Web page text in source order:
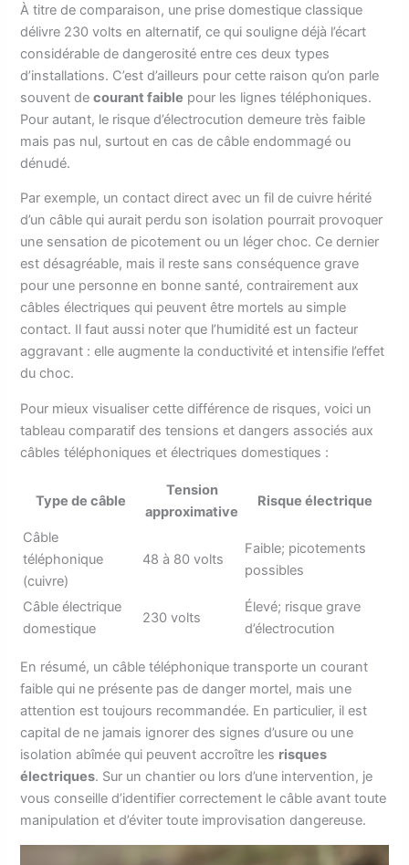
À titre de comparaison, une prise domestique classique
délivre 230 volts en alternatif, ce qui souligne déjà l’écart
considérable de dangerosité entre ces deux types
d’installations. C’est d’ailleurs pour cette raison qu’on parle
souvent decourant faible pour les lignes téléphoniques.
Pour autant, le risque d’électrocution demeure très faible
mais pas nul, surtout en cas de câble endommagé ou
dénudé.
Par exemple, un contact direct avec un fil de cuivre hérité
d’un câble qui aurait perdu son isolation pourrait provoquer
une sensation de picotement ou un léger choc. Ce dernier
est désagréable, mais il reste sans conséquence grave
pour une personne en bonne santé, contrairement aux
câbles électriques qui peuvent être mortels au simple
contact. Il faut aussi noter que l’humidité est un facteur
aggravant : elle augmente la conductivité et intensifie l’effet
du choc.
Pour mieux visualiser cette différence de risques, voici un
tableau comparatif des tensions et dangers associés aux
câbles téléphoniques et électriques domestiques :
Type de câble
Tension
approximative
Risque électrique
Câble
téléphonique
(cuivre)
48 à 80 volts
Faible; picotements
possibles
Câble électrique
domestique
230 volts
Élevé; risque grave
d’électrocution
En résumé, un câble téléphonique transporte un courant
faible qui ne présente pas de danger mortel, mais une
attention est toujours recommandée. En particulier, il est
capital de ne jamais ignorer des signes d’usure ou une
isolation abîmée qui peuvent accroître les risques
électriques. Sur un chantier ou lors d’une intervention, je
vous conseille d’identifier correctement le câble avant toute
manipulation et d’éviter toute improvisation dangereuse.